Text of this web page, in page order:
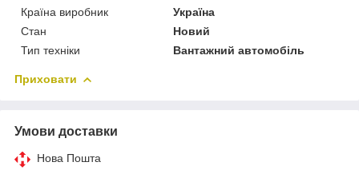
Країна виробник
Україна
Стан
Новий
Тип техніки
Вантажний автомобіль
Приховати
Умови доставки
Нова Пошта